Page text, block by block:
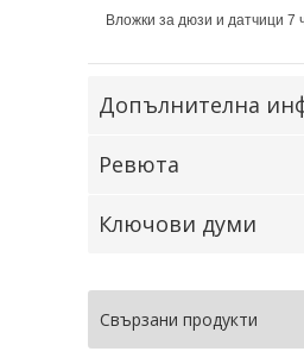
Вложки за дюзи и датчици 7
Допълнителна
Ревюта
Ключови думи
Свързани продукти